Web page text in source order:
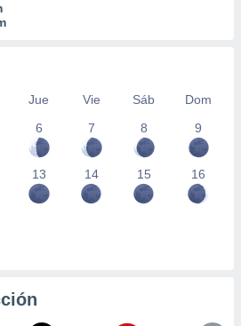
Jue Vie Sáb
Dom
6
7 8 9
13 14 15 16